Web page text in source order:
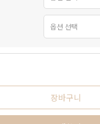
장바구니